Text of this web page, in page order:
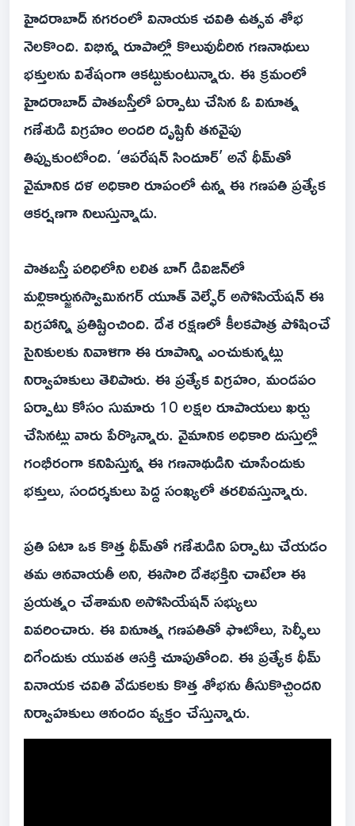
హైదరాబాద్ నగరంలో వినాయక చవితి ఉత్సవ శోభ
నెలకొంది. విభిన్న రూపాల్లో కొలువుదీరిన గణనాథులు
భక్తులను విశేషంగా ఆకట్టుకుంటున్నారు. ఈ క్రమంలో
హైదరాబాద్ పాతబస్తీలో ఏర్పాటు చేసిన ఓ వినూత్న
గణేశుడి విగ్రహం అందరి దృష్టినీ తనవైపు
తిప్పుకుంటోంది. ‘ఆపరేషన్ సిందూర్’ అనే థీమ్‌తో
వైమానిక దళ అధికారి రూపంలో ఉన్న ఈ గణపతి ప్రత్యేక
ఆకర్షణగా నిలుస్తున్నాడు.
పాతబస్తీ పరిధిలోని లలిత బాగ్ డివిజన్‌లో
మల్లికార్జునస్వామినగర్ యూత్ వెల్ఫేర్ అసోసియేషన్ ఈ
విగ్రహాన్ని ప్రతిష్టించింది. దేశ రక్షణలో కీలకపాత్ర పోషించే
సైనికులకు నివాళిగా ఈ రూపాన్ని ఎంచుకున్నట్లు
నిర్వాహకులు తెలిపారు. ఈ ప్రత్యేక విగ్రహం, మండపం
ఏర్పాటు కోసం సుమారు 10 లక్షల రూపాయలు ఖర్చు
చేసినట్లు వారు పేర్కొన్నారు. వైమానిక అధికారి దుస్తుల్లో
గంభీరంగా కనిపిస్తున్న ఈ గణనాథుడిని చూసేందుకు
భక్తులు, సందర్శకులు పెద్ద సంఖ్యలో తరలివస్తున్నారు.
ప్రతి ఏటా ఒక కొత్త థీమ్‌తో గణేశుడిని ఏర్పాటు చేయడం
తమ ఆనవాయతీ అని, ఈసారి దేశభక్తిని చాటేలా ఈ
ప్రయత్నం చేశామని అసోసియేషన్ సభ్యులు
వివరించారు. ఈ వినూత్న గణపతితో ఫొటోలు, సెల్ఫీలు
దిగేందుకు యువత ఆసక్తి చూపుతోంది. ఈ ప్రత్యేక థీమ్
వినాయక చవితి వేడుకలకు కొత్త శోభను తీసుకొచ్చిందని
నిర్వాహకులు ఆనందం వ్యక్తం చేస్తున్నారు.